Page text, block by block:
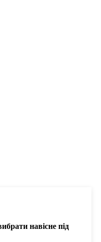
навісне під